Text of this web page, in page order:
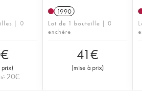
| 0
€
prix)
20€
1990
Lot de 1 bouteille | 0
enchère
41€
(mise à prix)